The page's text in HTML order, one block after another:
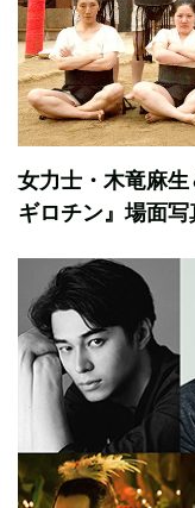
女力士・木竜麻
ギロチン』場面写